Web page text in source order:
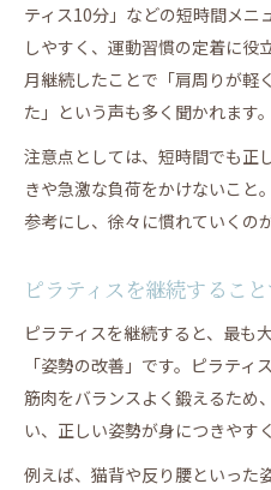
ティス10分」などの短時間メニ
しやすく、運動習慣の定着に役
月継続したことで「肩周りが軽
た」という声も多く聞かれます。
注意点としては、短時間でも正
きや急激な負荷をかけないこと
参考にし、徐々に慣れていくの
ピラティスを継続するこ
ピラティスを継続すると、最も
「姿勢の改善」です。ピラテ
筋肉をバランスよく鍛えるため
い、正しい姿勢が身につきやす
例えば、猫背や反り腰といった